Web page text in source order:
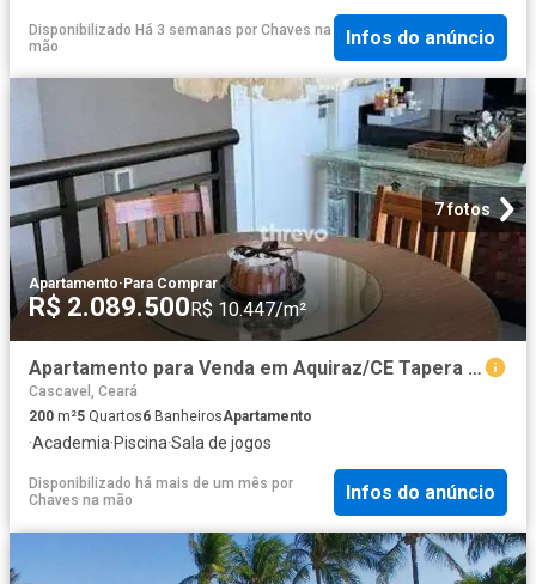
Disponibilizado Há 3 semanas por Chaves na
mão
Infos do anúncio
7 fotos
Apartamento· Para Comprar
R$ 2.089.500 R$ 10.447/m²
Apartamento para Venda em Aquiraz/CE Tapera 5 Quartos
Cascavel, Ceará
200 m²5 Quartos6 BanheirosApartamento
·Academia·Piscina·Sala de jogos
Disponibilizado há mais de um mês por
Chaves na mão
Infos do anúncio